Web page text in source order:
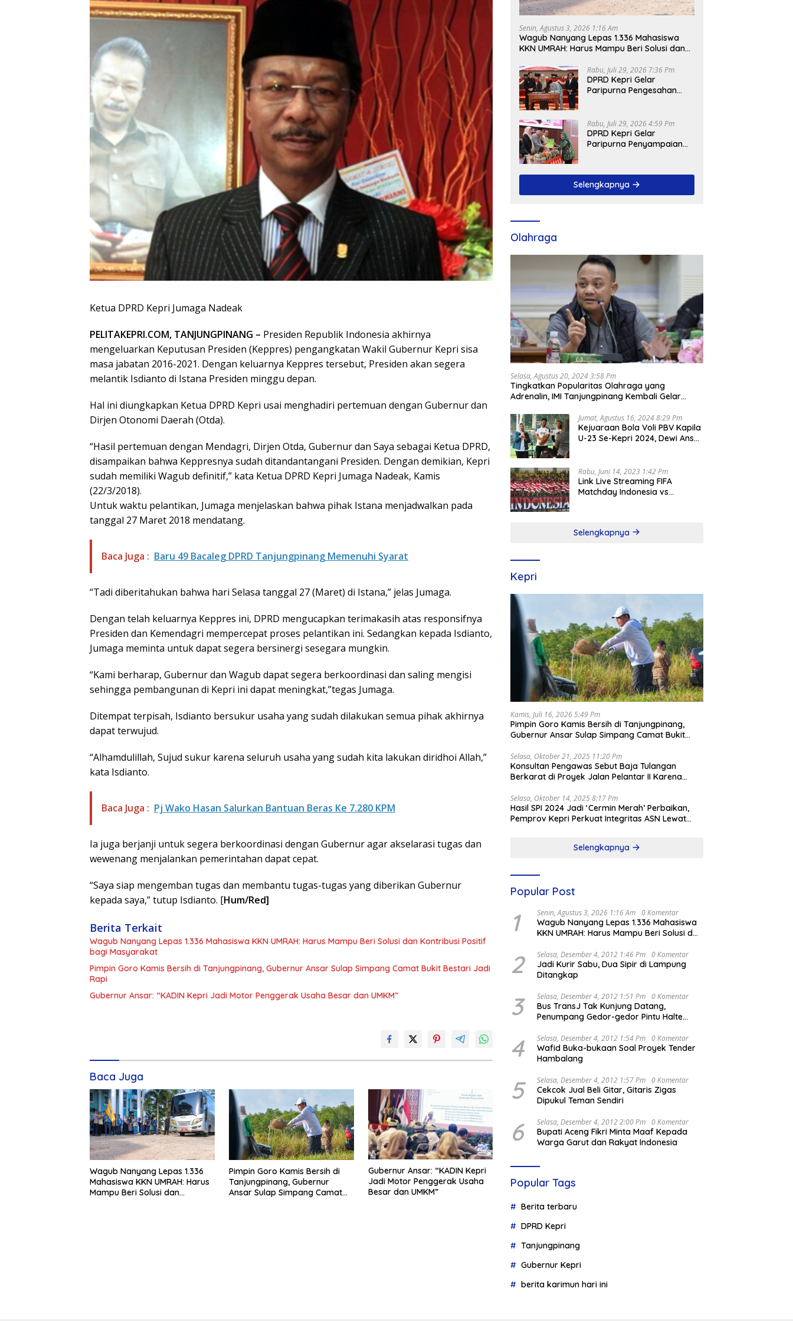
Ketua DPRD Kepri Jumaga Nadeak
PELITAKEPRI.COM, TANJUNGPINANG – Presiden Republik Indonesia akhirnya
mengeluarkan Keputusan Presiden (Keppres) pengangkatan Wakil Gubernur Kepri sisa
masa jabatan 2016-2021. Dengan keluarnya Keppres tersebut, Presiden akan segera
melantik Isdianto di Istana Presiden minggu depan.
Hal ini diungkapkan Ketua DPRD Kepri usai menghadiri pertemuan dengan Gubernur dan
Dirjen Otonomi Daerah (Otda).
“Hasil pertemuan dengan Mendagri, Dirjen Otda, Gubernur dan Saya sebagai Ketua DPRD,
disampaikan bahwa Keppresnya sudah ditandantangani Presiden. Dengan demikian, Kepri
sudah memiliki Wagub definitif,” kata Ketua DPRD Kepri Jumaga Nadeak, Kamis
(22/3/2018).
Untuk waktu pelantikan, Jumaga menjelaskan bahwa pihak Istana menjadwalkan pada
tanggal 27 Maret 2018 mendatang.
Baca Juga : Baru 49 Bacaleg DPRD Tanjungpinang Memenuhi Syarat
“Tadi diberitahukan bahwa hari Selasa tanggal 27 (Maret) di Istana,” jelas Jumaga.
Dengan telah keluarnya Keppres ini, DPRD mengucapkan terimakasih atas responsifnya
Presiden dan Kemendagri mempercepat proses pelantikan ini. Sedangkan kepada Isdianto,
Jumaga meminta untuk dapat segera bersinergi sesegara mungkin.
“Kami berharap, Gubernur dan Wagub dapat segera berkoordinasi dan saling mengisi
sehingga pembangunan di Kepri ini dapat meningkat,”tegas Jumaga.
Ditempat terpisah, Isdianto bersukur usaha yang sudah dilakukan semua pihak akhirnya
dapat terwujud.
“Alhamdulillah, Sujud sukur karena seluruh usaha yang sudah kita lakukan diridhoi Allah,”
kata Isdianto.
Baca Juga : Pj Wako Hasan Salurkan Bantuan Beras Ke 7.280 KPM
Ia juga berjanji untuk segera berkoordinasi dengan Gubernur agar akselarasi tugas dan
wewenang menjalankan pemerintahan dapat cepat.
“Saya siap mengemban tugas dan membantu tugas-tugas yang diberikan Gubernur
kepada saya,” tutup Isdianto. [Hum/Red]
Berita Terkait
Wagub Nanyang Lepas 1.336 Mahasiswa KKN UMRAH: Harus Mampu Beri Solusi dan Kontribusi Positif
bagi Masyarakat
Pimpin Goro Kamis Bersih di Tanjungpinang, Gubernur Ansar Sulap Simpang Camat Bukit Bestari Jadi
Rapi
Gubernur Ansar: “KADIN Kepri Jadi Motor Penggerak Usaha Besar dan UMKM”
Baca Juga
Wagub Nanyang Lepas 1.336
Mahasiswa KKN UMRAH: Harus
Mampu Beri Solusi dan
Pimpin Goro Kamis Bersih di
Tanjungpinang, Gubernur
Ansar Sulap Simpang Camat
Gubernur Ansar: “KADIN Kepri
Jadi Motor Penggerak Usaha
Besar dan UMKM”
Senin, Agustus 3, 2026 1:16 Am
Wagub Nanyang Lepas 1.336 Mahasiswa
KKN UMRAH: Harus Mampu Beri Solusi dan
Rabu, Juli 29, 2026 7:36 Pm
DPRD Kepri Gelar
Paripurna Pengesahan
APBD 2025, Sejumlah
Rekomendasi Strategis
Disampaikan
Rabu, Juli 29, 2026 4:59 Pm
DPRD Kepri Gelar
Paripurna Penyampaian
Selengkapnya
Olahraga
Selasa, Agustus 20, 2024 3:58 Pm
Tingkatkan Popularitas Olahraga yang
Adrenalin, IMI Tanjungpinang Kembali Gelar
Jumat, Agustus 16, 2024 8:29 Pm
Kejuaraan Bola Voli PBV Kapila
U-23 Se-Kepri 2024, Dewi Ansar
Rabu, Juni 14, 2023 1:42 Pm
Link Live Streaming FIFA
Matchday Indonesia vs
Selengkapnya
Kepri
Kamis, Juli 16, 2026 5:49 Pm
Pimpin Goro Kamis Bersih di Tanjungpinang,
Gubernur Ansar Sulap Simpang Camat Bukit
Selasa, Oktober 21, 2025 11:20 Pm
Konsultan Pengawas Sebut Baja Tulangan
Berkarat di Proyek Jalan Pelantar II Karena
Selasa, Oktober 14, 2025 8:17 Pm
Hasil SPI 2024 Jadi ‘Cermin Merah’ Perbaikan,
Pemprov Kepri Perkuat Integritas ASN Lewat
Selengkapnya
Popular Post
1 Senin, Agustus 3, 2026 1:16 Am 0 Komentar
Wagub Nanyang Lepas 1.336 Mahasiswa
KKN UMRAH: Harus Mampu Beri Solusi dan
2 Selasa, Desember 4, 2012 1:46 Pm 0 Komentar
Jadi Kurir Sabu, Dua Sipir di Lampung
Ditangkap
3 Selasa, Desember 4, 2012 1:51 Pm 0 Komentar
Bus TransJ Tak Kunjung Datang,
Penumpang Gedor-gedor Pintu Halte
4 Selasa, Desember 4, 2012 1:54 Pm 0 Komentar
Wafid Buka-bukaan Soal Proyek Tender
Hambalang
5 Selasa, Desember 4, 2012 1:57 Pm 0 Komentar
Cekcok Jual Beli Gitar, Gitaris Zigas
Dipukul Teman Sendiri
6 Selasa, Desember 4, 2012 2:00 Pm 0 Komentar
Bupati Aceng Fikri Minta Maaf Kepada
Warga Garut dan Rakyat Indonesia
Popular Tags
Berita terbaru
DPRD Kepri
Tanjungpinang
Gubernur Kepri
berita karimun hari ini